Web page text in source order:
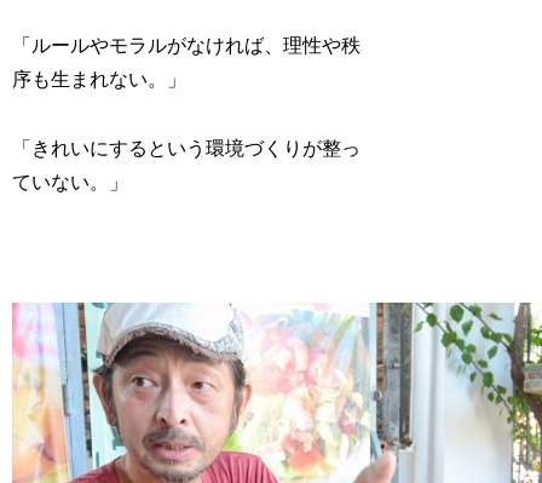
「ルールやモラルがなければ、理性や秩
序も生まれない。」
「きれいにするという環境づくりが整っ
ていない。」